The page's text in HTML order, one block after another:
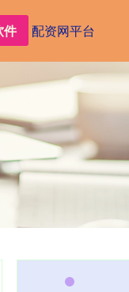
件 配资网平台